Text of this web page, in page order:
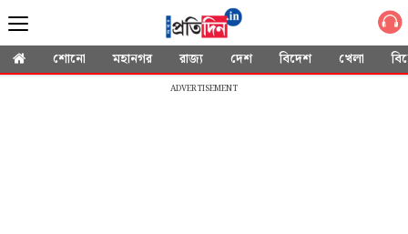
শোনো মহানগর রাজ্য দেশ বিদেশ খেলা
ADVERTISEMENT